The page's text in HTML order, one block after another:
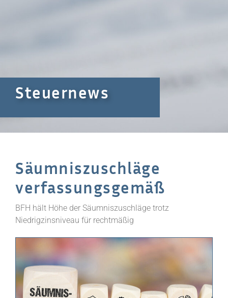
Steuernews
Säumniszuschläge
verfassungsgemäß
BFH hält Höhe der Säumniszuschläge trotz
Niedrigzinsniveau für rechtmäßig